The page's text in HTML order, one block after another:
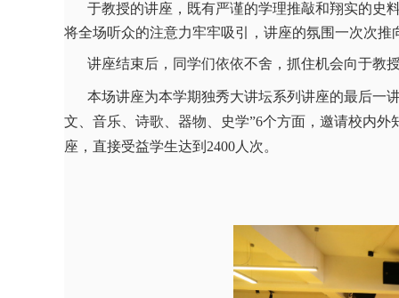
于教授的讲座 ，既有严谨的学理推敲和翔实的史
将全场听众的注意力牢牢吸引，讲座的氛围一次次推
讲座结束后，同学们依依不舍，抓住机会向于教
本场讲座为本学期独秀大讲坛系列讲座的最后一
文、音乐、诗歌、器物、史学”6个方面，邀请校内
座，直接受益学生达到 2400人次。